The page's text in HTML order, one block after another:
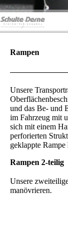
Rampen
Unsere
und das Be- und
im Fahrzeug mit
sich mit einem
perforierten
geklappte Rampe
Rampen 2-teilig
Unsere
manövrieren.